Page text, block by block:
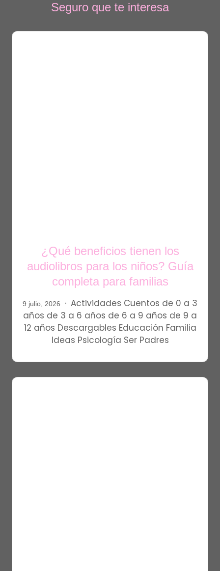
Seguro que te interesa
¿Qué beneficios tienen los
audiolibros para los niños? Guía
completa para familias
9 julio, 2026 Actividades Cuentos de 0 a 3
años de 3 a 6 años de 6 a 9 años de 9 a
12 años Descargables Educación Familia
Ideas Psicología Ser Padres